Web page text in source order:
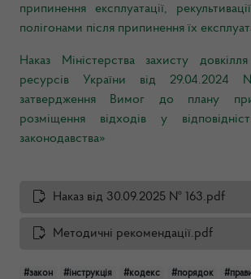
припинення експлуатації,
полігонами після припинення їх
Наказ Міністерства захисту
ресурсів України від
затвердження Вимог до плану
розміщення відходів у
законодавства»
Наказ від 30.09.2025 № 163.pdf
Методичні рекомендації.pdf
#закон #інструкція #кодекс #порядок